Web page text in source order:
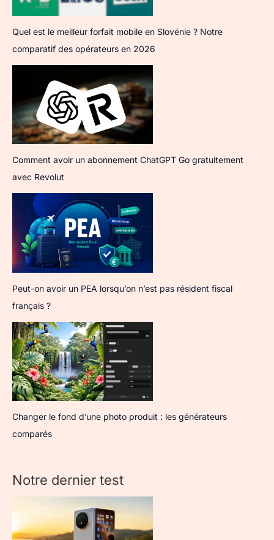
Quel est le meilleur forfait mobile en Slovénie ? Notre
comparatif des opérateurs en 2026
Comment avoir un abonnement ChatGPT Go gratuitement
avec Revolut
Peut-on avoir un PEA lorsqu’on n’est pas résident fiscal
français ?
Changer le fond d’une photo produit : les générateurs
comparés
Notre dernier test